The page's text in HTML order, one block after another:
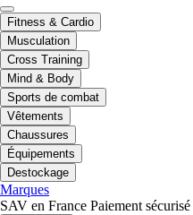
Fitness & Cardio
Musculation
Cross Training
Mind & Body
Sports de combat
Vêtements
Chaussures
Équipements
Destockage
Marques
SAV en France Paiement sécurisé